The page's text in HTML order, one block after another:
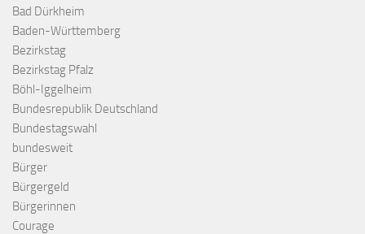
Bad Dürkheim
Baden-Württemberg
Bezirkstag
Bezirkstag Pfalz
Böhl-Iggelheim
Bundesrepublik Deutschland
Bundestagswahl
bundesweit
Bürger
Bürgergeld
Bürgerinnen
Courage